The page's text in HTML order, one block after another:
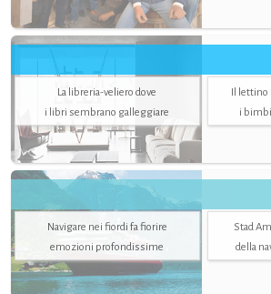
La libreria-veliero dove
i libri sembrano galleggiare
Il lettino
i
Navigare nei fiordi fa fiorire
emozioni profondissime
Stad
della